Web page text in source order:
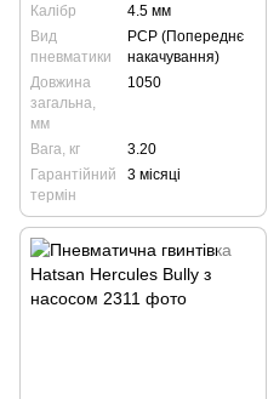
Калібр
4.5 мм
Вид
пневматики
PCP (Попереднє
накачування)
Довжина
загальна,
мм
1050
Вага, кг
3.20
Гарантійний
термін
3 місяці